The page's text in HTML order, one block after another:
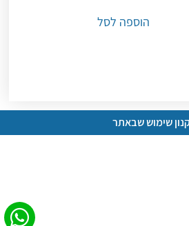
הוספה לסל
שימוש שבאתר